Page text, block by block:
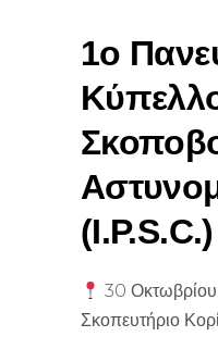
1ο
(I.P.S.C.)
30 Οκτωβρίου
Σκοπευτήριο